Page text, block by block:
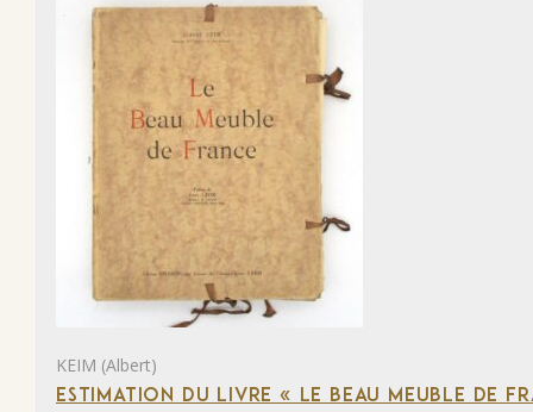
KEIM (Albert)
ESTIMATION DU LIVRE « LE BEAU MEUBLE DE